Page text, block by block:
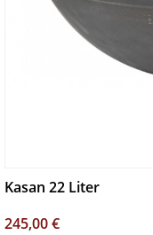
Kasan 22 Liter
245,00 €